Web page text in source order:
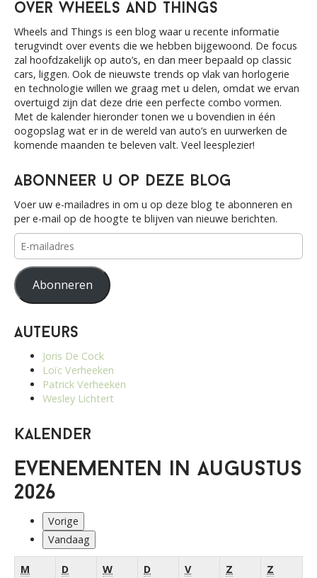
c
h
f
o
r
:
over Wheels and Things
Wheels and Things is een blog waar u recente informatie
terugvindt over events die we hebben bijgewoond. De focus
zal hoofdzakelijk op auto’s, en dan meer bepaald op classic
cars, liggen. Ook de nieuwste trends op vlak van horlogerie
en technologie willen we graag met u delen, omdat we ervan
overtuigd zijn dat deze drie een perfecte combo vormen.
Met de kalender hieronder tonen we u bovendien in één
oogopslag wat er in de wereld van auto’s en uurwerken de
komende maanden te beleven valt. Veel leesplezier!
Abonneer u op deze blog
Voer uw e-mailadres in om u op deze blog te abonneren en
per e-mail op de hoogte te blijven van nieuwe berichten.
E-
mailadres
Abonneren
Auteurs
Joris De Cock
Loïc Verheeken
Patrick Verheeken
Wesley Lichtert
Kalender
Evenementen in augustus
2026
Vorige
Vandaag
M maandag
DdinsdagWwoensdag
Ddonderdag
Vvrijdag Z zaterdag
Z